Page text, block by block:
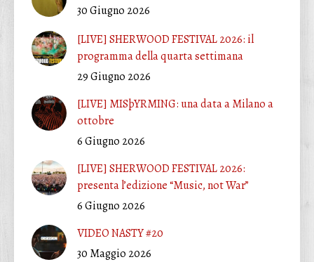
30 Giugno 2026
[LIVE] SHERWOOD FESTIVAL 2026: il
programma della quarta settimana
29 Giugno 2026
[LIVE] MISþYRMING: una data a Milano a
ottobre
6 Giugno 2026
[LIVE] SHERWOOD FESTIVAL 2026:
presenta l’edizione “Music, not War”
6 Giugno 2026
VIDEO NASTY #20
30 Maggio 2026